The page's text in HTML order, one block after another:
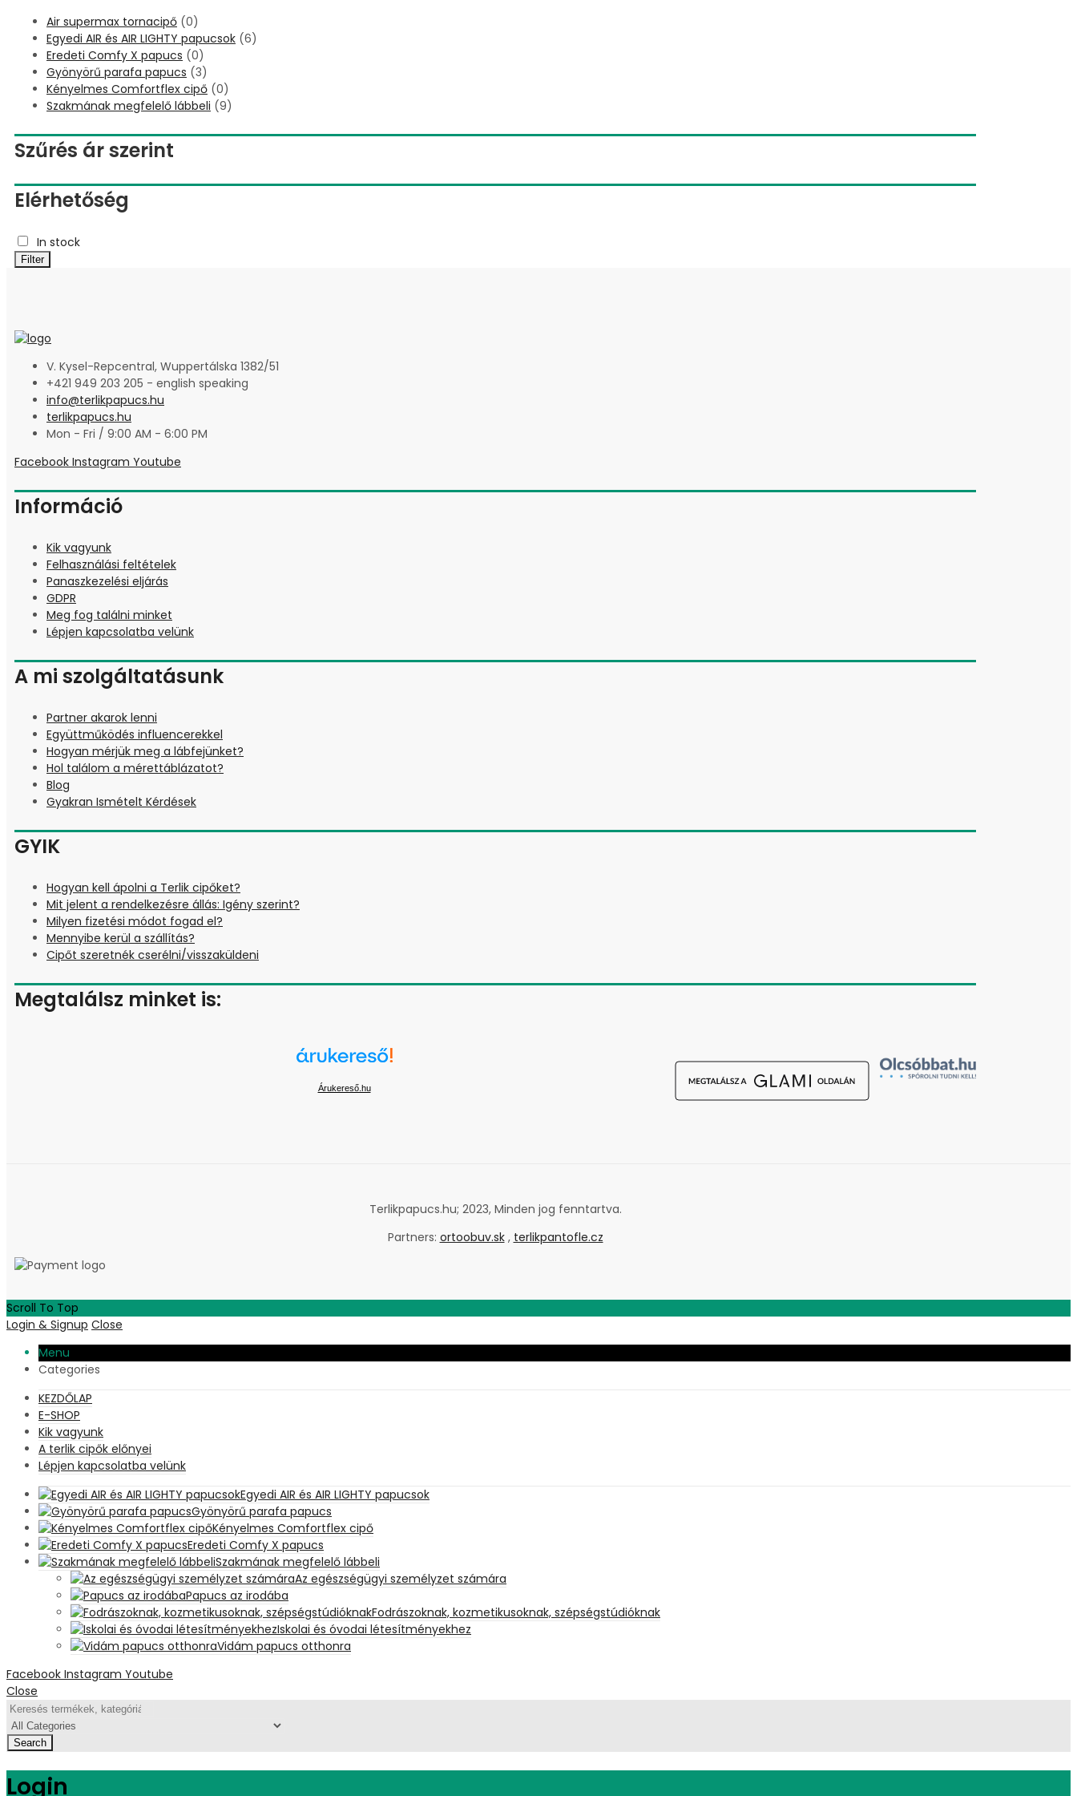
Air supermax tornacipő (0)
Egyedi AIR és AIR LIGHTY papucsok (6)
Eredeti Comfy X papucs (0)
Gyönyörű parafa papucs (3)
Kényelmes Comfortflex cipő (0)
Szakmának megfelelő lábbeli (9)
Szűrés ár szerint
Elérhetőség
In stock
Filter
V. Kysel-Repcentral, Wuppertálska 1382/51
+421 949 203 205 - english speaking
info@terlikpapucs.hu
terlikpapucs.hu
Mon - Fri / 9:00 AM - 6:00 PM
Facebook Instagram Youtube
Információ
Kik vagyunk
Felhasználási feltételek
Panaszkezelési eljárás
GDPR
Meg fog találni minket
Lépjen kapcsolatba velünk
A mi szolgáltatásunk
Partner akarok lenni
Együttműködés influencerekkel
Hogyan mérjük meg a lábfejünket?
Hol találom a mérettáblázatot?
Blog
Gyakran Ismételt Kérdések
GYIK
Hogyan kell ápolni a Terlik cipőket?
Mit jelent a rendelkezésre állás: Igény szerint?
Milyen fizetési módot fogad el?
Mennyibe kerül a szállítás?
Cipőt szeretnék cserélni/visszaküldeni
Megtalálsz minket is:
Árukereső.hu
Terlikpapucs.hu; 2023, Minden jog fenntartva.
Partners: ortoobuv.sk, terlikpantofle.cz
Scroll To Top
Login & Signup Close
Menu
Categories
KEZDŐLAP
E-SHOP
Kik vagyunk
A terlik cipők előnyei
Lépjen kapcsolatba velünk
Egyedi AIR és AIR LIGHTY papucsok
Gyönyörű parafa papucs
Kényelmes Comfortflex cipő
Eredeti Comfy X papucs
Szakmának megfelelő lábbeli
Az egészségügyi személyzet számára
Papucs az irodába
Fodrászoknak, kozmetikusoknak, szépségstúdióknak
Iskolai és óvodai létesítményekhez
Vidám papucs otthonra
Facebook Instagram Youtube
Close
Search
Login